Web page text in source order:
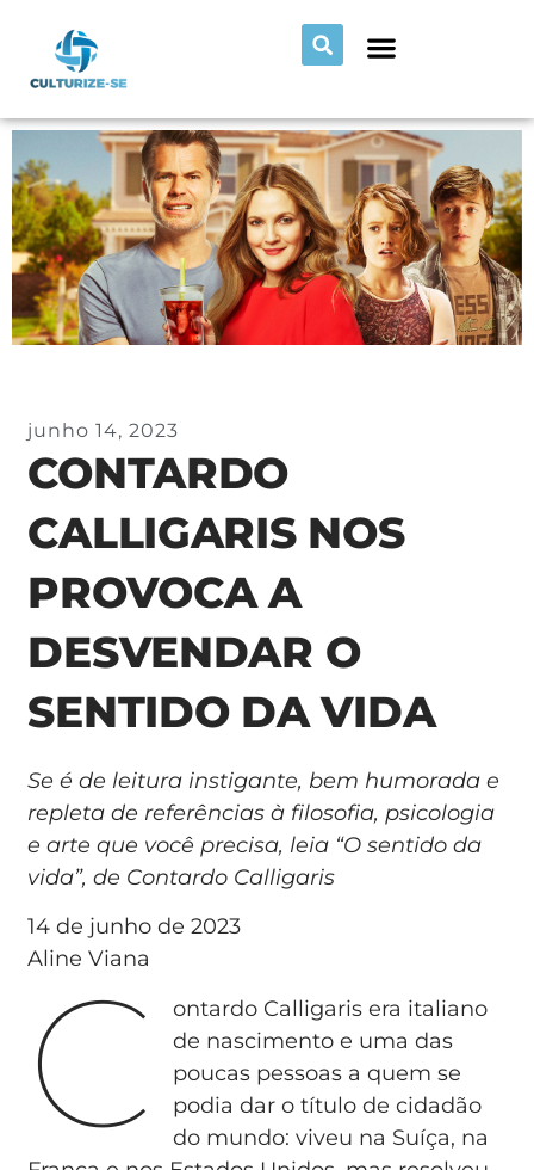
junho 14, 2023
CONTARDO
CALLIGARIS NOS
PROVOCA A
DESVENDAR O
SENTIDO DA VIDA
Se é de leitura instigante, bem humorada e
repleta de referências à filosofia, psicologia
e arte que você precisa, leia “O sentido da
vida”, de Contardo Calligaris
14 de junho de 2023
Aline Viana
C
ontardo Calligaris era italiano
de nascimento e uma das
poucas pessoas a quem se
podia dar o título de cidadão
do mundo: viveu na Suíça, na